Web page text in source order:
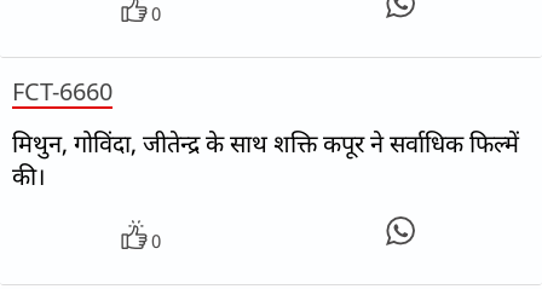
0
FCT-6660
मिथुन, गोविंदा, जीतेन्द्र के साथ शक्ति कपूर ने सर्वाधिक फिल्में
की।
0